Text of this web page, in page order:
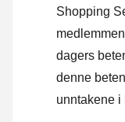
Shopping
dagers
denne
unntakene i